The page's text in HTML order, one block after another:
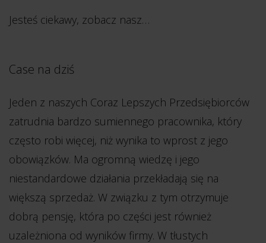
Jesteś ciekawy, zobacz nasz…
Case na dziś
Jeden z naszych Coraz Lepszych Przedsiębiorców
zatrudnia bardzo sumiennego pracownika, który
często robi więcej, niż wynika to wprost z jego
obowiązków. Ma ogromną wiedzę i jego
niestandardowe działania przekładają się na
większą sprzedaż. W związku z tym otrzymuje
dobrą pensję, która po części jest również
uzależniona od wyników firmy. W tłustych